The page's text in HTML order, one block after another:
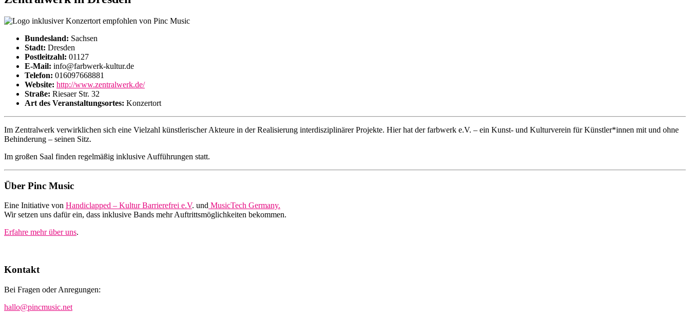
Bundesland: Sachsen
Stadt: Dresden
Postleitzahl: 01127
E-Mail: info@farbwerk-kultur.de
Telefon: 016097668881
Website: http://www.zentralwerk.de/
Straße: Riesaer Str. 32
Art des Veranstaltungsortes: Konzertort
Im Zentralwerk verwirklichen sich eine Vielzahl künstlerischer Akteure in der Realisierung interdisziplinärer Projekte. Hier hat der farbwerk e.V. – ein Kunst- und Kulturverein für Künstler*innen mit und ohne
Behinderung – seinen Sitz.
Im großen Saal finden regelmäßig inklusive Aufführungen statt.
Footer
Über Pinc Music
Eine Initiative von Handiclapped – Kultur Barrierefrei e.V. und MusicTech Germany.
Wir setzen uns dafür ein, dass inklusive Bands mehr Auftrittsmöglichkeiten bekommen.
Erfahre mehr über uns.
Kontakt
Bei Fragen oder Anregungen:
hallo@pincmusic.net